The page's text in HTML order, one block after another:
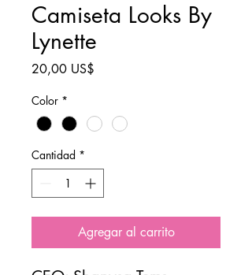
Camiseta Looks By
Lynette
20,00 US$
Color *
Cantidad *
Agregar al carrito